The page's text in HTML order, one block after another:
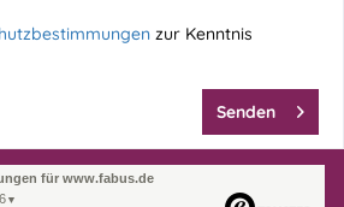
zur Kenntnis
Senden
für www.fabus.de
▼